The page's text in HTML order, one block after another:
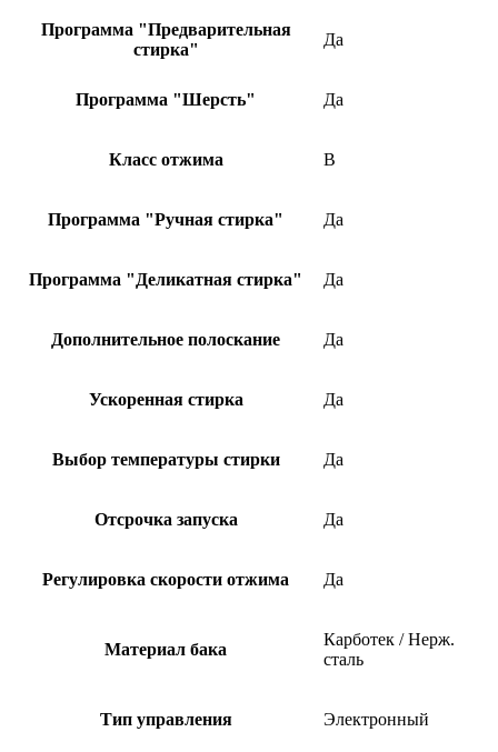
Программа "Предварительная
стирка"
Да
Программа "Шерсть" Да
Класс отжима B
Программа "Ручная стирка" Да
Программа "Деликатная стирка" Да
Дополнительное полоскание Да
Ускоренная стирка Да
Выбор температуры стирки Да
Отсрочка запуска Да
Регулировка скорости отжима Да
Материал бака
Карботек / Нерж.
сталь
Тип управления Электронный